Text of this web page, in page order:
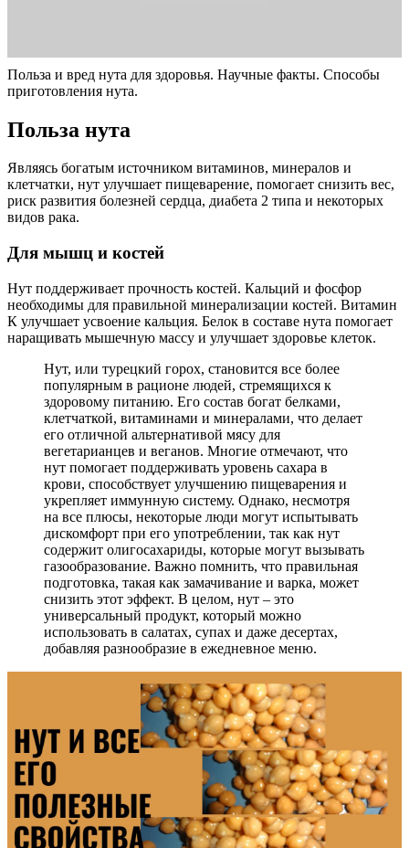
Польза и вред нута для здоровья. Научные факты. Способы
приготовления нута.
Польза нута
Являясь богатым источником витаминов, минералов и
клетчатки, нут улучшает пищеварение, помогает снизить вес,
риск развития болезней сердца, диабета 2 типа и некоторых
видов рака.
Для мышц и костей
Нут поддерживает прочность костей. Кальций и фосфор
необходимы для правильной минерализации костей. Витамин
К улучшает усвоение кальция. Белок в составе нута помогает
наращивать мышечную массу и улучшает здоровье клеток.
Нут, или турецкий горох, становится все более
популярным в рационе людей, стремящихся к
здоровому питанию. Его состав богат белками,
клетчаткой, витаминами и минералами, что делает
его отличной альтернативой мясу для
вегетарианцев и веганов. Многие отмечают, что
нут помогает поддерживать уровень сахара в
крови, способствует улучшению пищеварения и
укрепляет иммунную систему. Однако, несмотря
на все плюсы, некоторые люди могут испытывать
дискомфорт при его употреблении, так как нут
содержит олигосахариды, которые могут вызывать
газообразование. Важно помнить, что правильная
подготовка, такая как замачивание и варка, может
снизить этот эффект. В целом, нут – это
универсальный продукт, который можно
использовать в салатах, супах и даже десертах,
добавляя разнообразие в ежедневное меню.